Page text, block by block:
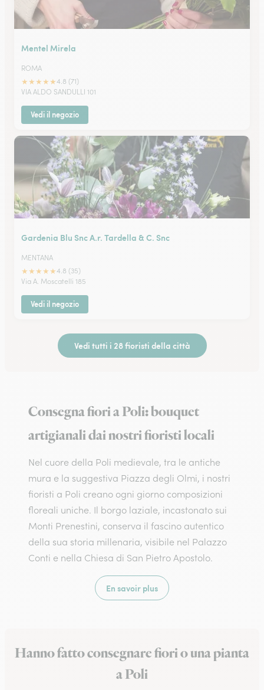
Mentel Mirela
ROMA
★★★★★4.8 (71)
VIA ALDO SANDULLI 101
Vedi il negozio
Gardenia Blu Snc A.r. Tardella & C. Snc
MENTANA
★★★★★4.8 (35)
Via A. Moscatelli 185
Vedi il negozio
Vedi tutti i 28 fioristi della città
Consegna fiori a Poli: bouquet
artigianali dai nostri fioristi locali
Nel cuore della Poli medievale, tra le antiche
mura e la suggestiva Piazza degli Olmi, i nostri
fioristi a Poli creano ogni giorno composizioni
floreali uniche. Il borgo laziale, incastonato sui
Monti Prenestini, conserva il fascino autentico
della sua storia millenaria, visibile nel Palazzo
Conti e nella Chiesa di San Pietro Apostolo.
En savoir plus
Hanno fatto consegnare fiori o una pianta
a Poli